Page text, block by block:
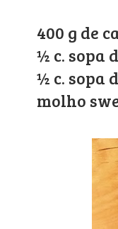
400 g de
½ c. sopa
½ c. sopa
molho